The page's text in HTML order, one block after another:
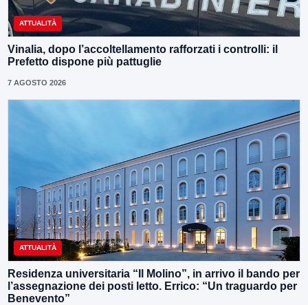
ATTUALITÀ
Vinalia, dopo l’accoltellamento rafforzati i controlli: il
Prefetto dispone più pattuglie
7 AGOSTO 2026
ATTUALITÀ
Residenza universitaria “Il Molino”, in arrivo il bando per
l’assegnazione dei posti letto. Errico: “Un traguardo per
Benevento”